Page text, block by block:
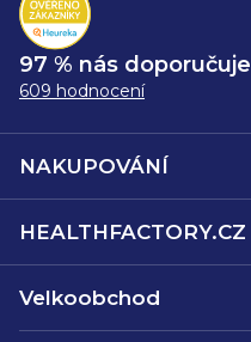
97 % nás doporučuje
609 hodnocení
NAKUPOVÁNÍ
HEALTHFACTORY.CZ
Velkoobchod